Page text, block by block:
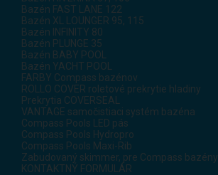
Bazén FAST LANE 122
Bazén XL LOUNGER 95, 115
Bazén INFINITY 80
Bazén PLUNGE 35
Bazén BABY POOL
Bazén YACHT POOL
FARBY Compass bazénov
ROLLO COVER roletové prekrytie hladiny
Prekrytia COVERSEAL
VANTAGE samočistiaci systém bazéna
Compass Pools LED pás
Compass Pools Hydropro
Compass Pools Maxi-Rib
Zabudovaný skimmer, pre Compass bazény
KONTAKTNÝ FORMULÁR